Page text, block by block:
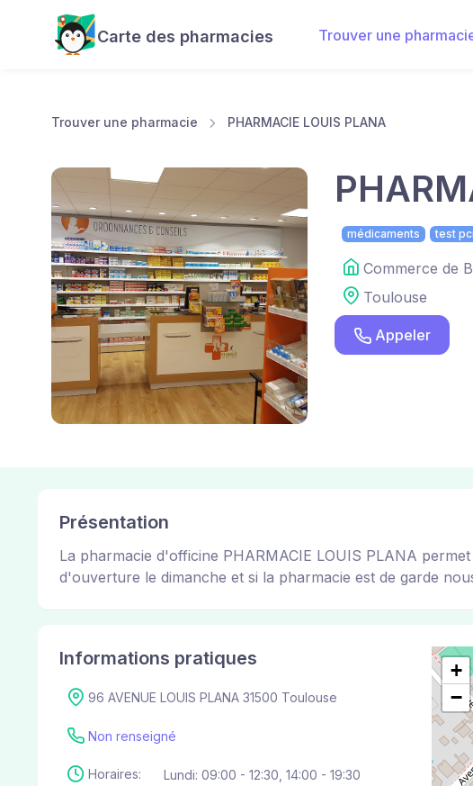
Carte des pharmacies Trouver une
Trouver une pharmacie PHARMACIE LOUIS PLANA
médicaments test
Commerce de
Toulouse
Appeler
Présentation
La pharmacie d'officine PHARMACIE LOUIS PLANA
d'ouverture le dimanche et si la pharmacie est de garde
Informations pratiques
96 AVENUE LOUIS PLANA 31500 Toulouse
Non renseigné
Horaires:
Lundi: 09:00 - 12:30, 14:00 - 19:30
+
−